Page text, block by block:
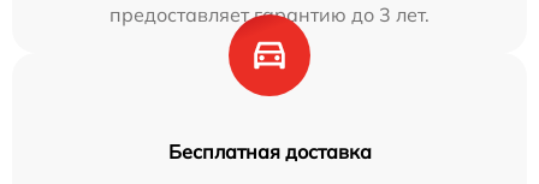
предоставляет гарантию до 3 лет.
Бесплатная доставка